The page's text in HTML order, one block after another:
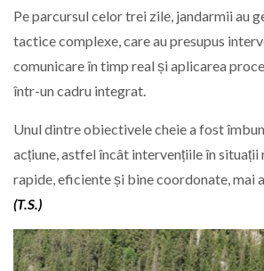
Pe parcursul celor trei zile, jandarmii au
tactice complexe, care au presupus
comunicare în timp real și aplicarea
într-un cadru integrat.
Unul dintre obiectivele cheie a fost
acțiune, astfel încât intervențiile în situații
rapide, eficiente și bine coordonate, mai
(T.S.)